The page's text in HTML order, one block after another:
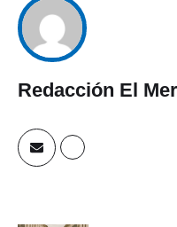
Redacción El